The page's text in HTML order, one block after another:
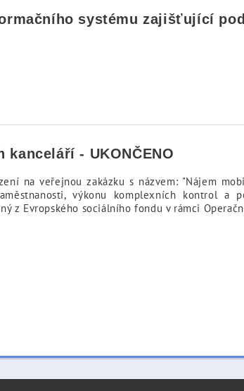
systému zajišťující
kanceláří - UKONČENO
na veřejnou zakázku s názvem: "Nájem
výkonu komplexních kontrol a
z Evropského sociálního fondu v rámci